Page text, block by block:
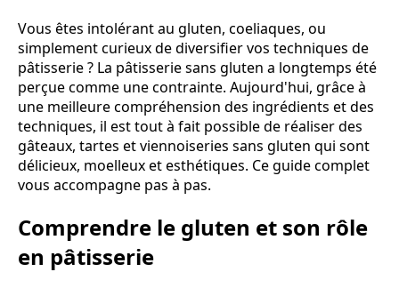
Vous êtes intolérant au gluten, coeliaques, ou
simplement curieux de diversifier vos techniques de
pâtisserie ? La pâtisserie sans gluten a longtemps été
perçue comme une contrainte. Aujourd'hui, grâce à
une meilleure compréhension des ingrédients et des
techniques, il est tout à fait possible de réaliser des
gâteaux, tartes et viennoiseries sans gluten qui sont
délicieux, moelleux et esthétiques. Ce guide complet
vous accompagne pas à pas.
Comprendre le gluten et son rôle
en pâtisserie